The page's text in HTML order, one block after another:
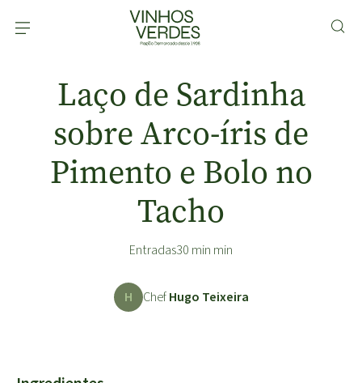
Laço de Sardinha
sobre Arco-íris de
Pimento e Bolo no
Tacho
Entradas30 min min
H ChefHugo Teixeira